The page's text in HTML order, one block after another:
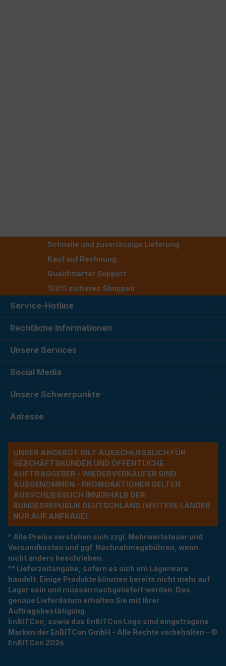
Schnelle und zuverlässige Lieferung
Kauf auf Rechnung
Qualifizierter Support
100% sicheres Shoppen
Service-Hotline
Rechtliche Informationen
Unsere Services
Social Media
Unsere Schwerpunkte
Adresse
UNSER ANGEBOT GILT AUSSCHLIESSLICH FÜR G
ESCHÄFTSKUNDEN UND ÖFFENTLICHE A
UFTRAGGEBER - WIEDERVERKÄUFER SIND A
USGENOMMEN - PROMOAKTIONEN GELTEN A
USSCHLIESSLICH INNERHALB DER BU
NDESREPUBLIK DEUTSCHLAND (WEITERE LÄNDER NU
R AUF ANFRAGE)
* Alle Preise verstehen sich zzgl. Mehrwertsteuer und
Versandkosten und ggf. Nachnahmegebühren, wenn
nicht anders beschrieben.
** Lieferzeitangabe, sofern es sich um Lagerware
handelt. Einige Produkte könnten bereits nicht mehr auf
Lager sein und müssen nachgeliefert werden. Das
genaue Lieferdatum erhalten Sie mit Ihrer
Auftragsbestätigung.
EnBITCon, sowie das EnBITCon Logo sind eingetragene
Marken der EnBITCon GmbH - Alle Rechte vorbehalten - ©
EnBITCon 2026